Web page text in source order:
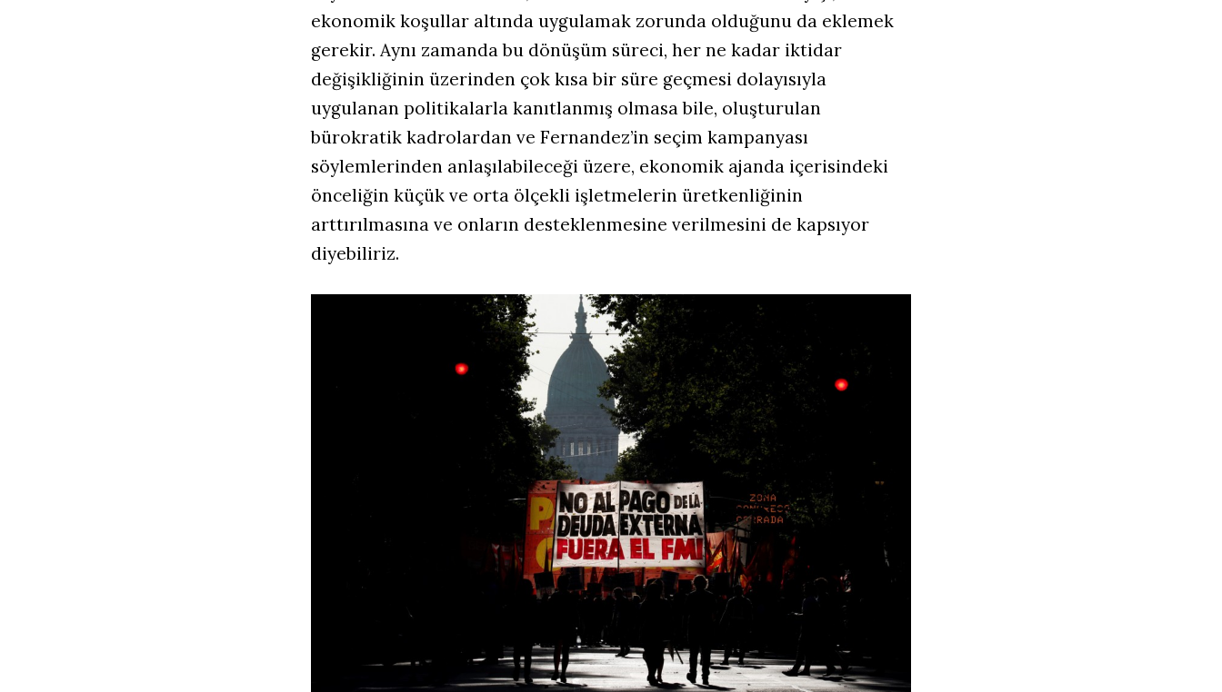
ekonomik koşullar altında uygulamak zorunda olduğunu da eklemek
gerekir. Aynı zamanda bu dönüşüm süreci, her ne kadar iktidar
değişikliğinin üzerinden çok kısa bir süre geçmesi dolayısıyla
uygulanan politikalarla kanıtlanmış olmasa bile, oluşturulan
bürokratik kadrolardan ve Fernandez’in seçim kampanyası
söylemlerinden anlaşılabileceği üzere, ekonomik ajanda içerisindeki
önceliğin küçük ve orta ölçekli işletmelerin üretkenliğinin
arttırılmasına ve onların desteklenmesine verilmesini de kapsıyor
diyebiliriz.